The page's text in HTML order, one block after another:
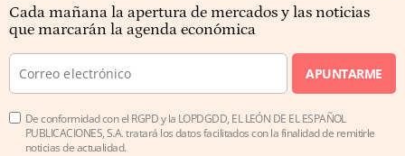
Cada mañana la apertura de mercados y las noticias
que marcarán la agenda económica
APUNTARME
De conformidad con el RGPD y la LOPDGDD, EL LEÓN DE EL ESPAÑOL
PUBLICACIONES, S.A. tratará los datos facilitados con la finalidad de remitirle
noticias de actualidad.